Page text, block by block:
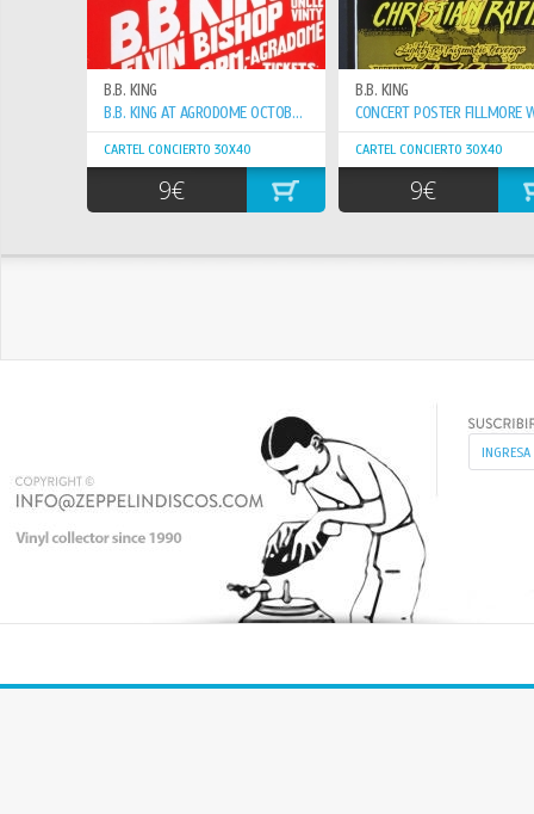
B.B. KING
B.B. KING AT AGRODOME OCTOBER 10, 1969
CARTEL CONCIERTO 30X40
9€
B.B. KING
CARTEL CONCIERTO 30X40
9€